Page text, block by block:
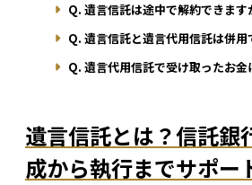
Q. 遺言信託は途中で解約できます
Q. 遺言信託と遺言代用信託は併用
Q. 遺言代用信託で受け取ったお金
遺言信託とは？信託銀
成から執行までサポー